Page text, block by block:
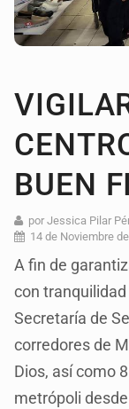
BUEN
por Jessica Pilar
14 de Noviembre
A fin de
con tranquilidad
Secretaría de
corredores de
Dios, así como
metrópoli